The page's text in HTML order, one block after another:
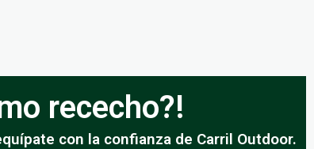
rececho?!
con la confianza de Carril Outdoor.